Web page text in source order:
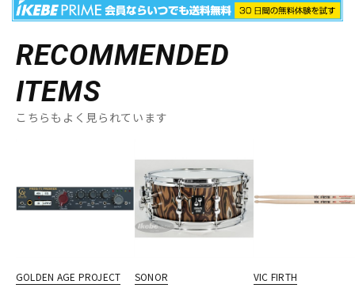
RECOMMENDED
ITEMS
こちらもよく見られています
GOLDEN AGE PROJECT
SONOR
VIC FIRTH